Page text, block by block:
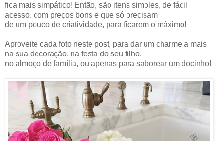
fica mais simpático! Então, são itens simples, de fácil
acesso, com preços bons e que só precisam
de um pouco de criatividade, para ficarem o máximo!
Aproveite cada foto neste post, para dar um charme a mais
na sua decoração, na festa do seu filho,
no almoço de família, ou apenas para saborear um docinho!